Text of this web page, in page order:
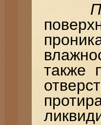
также